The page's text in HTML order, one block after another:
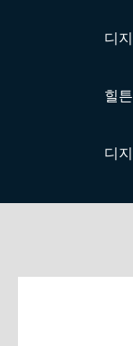
디
힐
디